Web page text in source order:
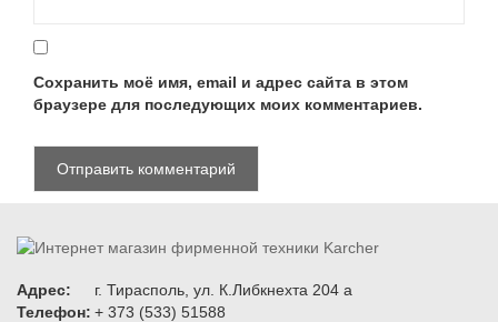
Сохранить моё имя, email и адрес сайта в этом
браузере для последующих моих комментариев.
Адрес:
г. Тирасполь, ул. К.Либкнехта 204 а
Телефон: + 373 (533) 51588